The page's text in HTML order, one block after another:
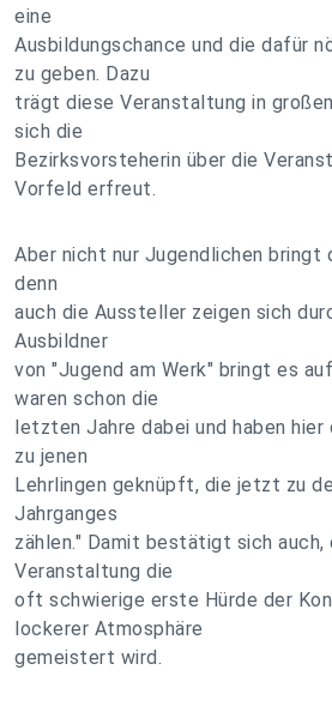
eine
Ausbildungschance und die dafür
zu geben. Dazu
trägt diese Veranstaltung in
sich die
Bezirksvorsteherin über die
Vorfeld erfreut.
Aber nicht nur Jugendlichen bringt
denn
auch die Aussteller zeigen sich
Ausbildner
von "Jugend am Werk" bringt es
waren schon die
letzten Jahre dabei und haben
zu jenen
Lehrlingen geknüpft, die jetzt zu
Jahrganges
zählen." Damit bestätigt sich auch,
Veranstaltung die
oft schwierige erste Hürde der
lockerer Atmosphäre
gemeistert wird.